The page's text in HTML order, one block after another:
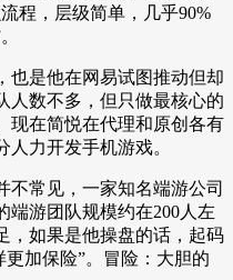
程，层级简单，几乎90%
也是他在网易试图推动但却
人数不多，但只做最核心的
现在简悦在代理和原创各有
力开发手机游戏。
不常见，一家知名端游公司
端游团队规模约在200人左
，如果是他操盘的话，起码
更加保险”。冒险：大胆的